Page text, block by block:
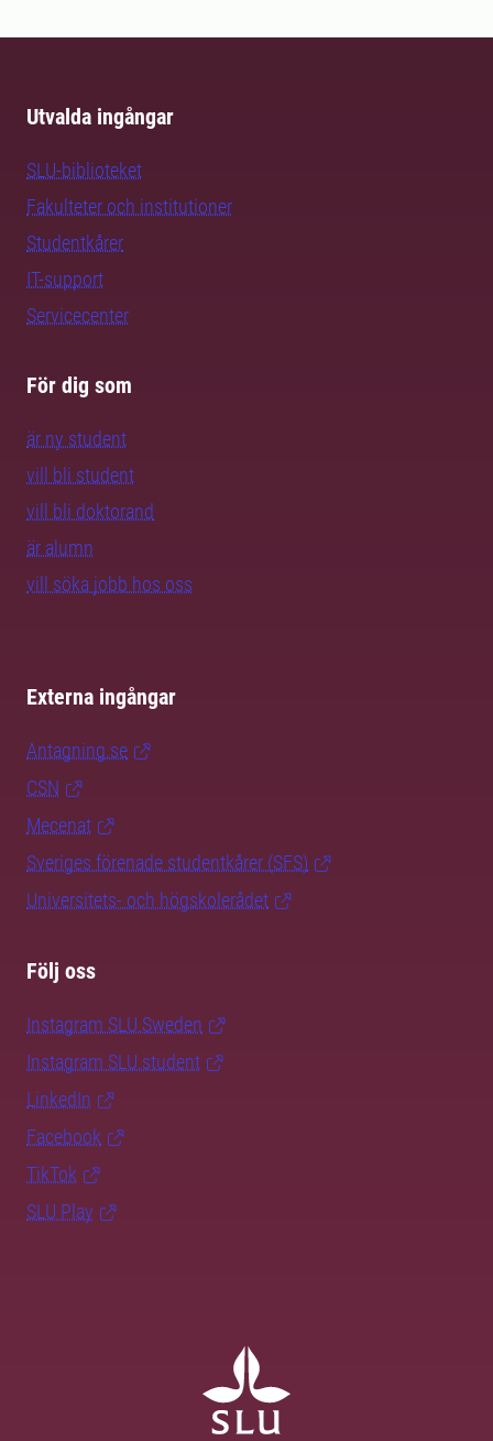
Utvalda ingångar
SLU-biblioteket
Fakulteter och institutioner
Studentkårer
IT-support
Servicecenter
För dig som
är ny student
vill bli student
vill bli doktorand
är alumn
vill söka jobb hos oss
Externa ingångar
Antagning.se
CSN
Mecenat
Sveriges förenade studentkårer (SFS)
Universitets- och högskolerådet
Följ oss
Instagram SLU.Sweden
Instagram SLU.student
LinkedIn
Facebook
TikTok
SLU Play